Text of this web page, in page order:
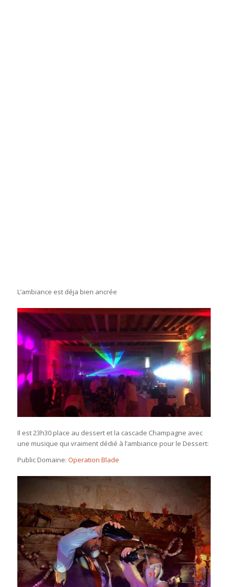
L’ambiance est déja bien ancrée
Il est 23h30 place au dessert et la cascade Champagne avec
une musique qui vraiment dédié à l’ambiance pour le Dessert:
Public Domaine: Operation Blade